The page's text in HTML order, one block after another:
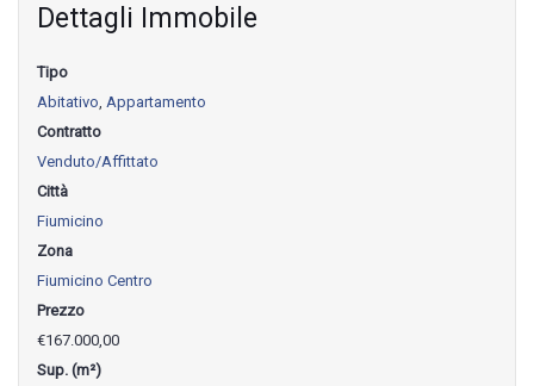
Dettagli Immobile
Tipo
Abitativo Appartamento
Contratto
Venduto/Affittato
Città
Fiumicino
Zona
Fiumicino Centro
Prezzo
€167.000,00
Sup. (m²)